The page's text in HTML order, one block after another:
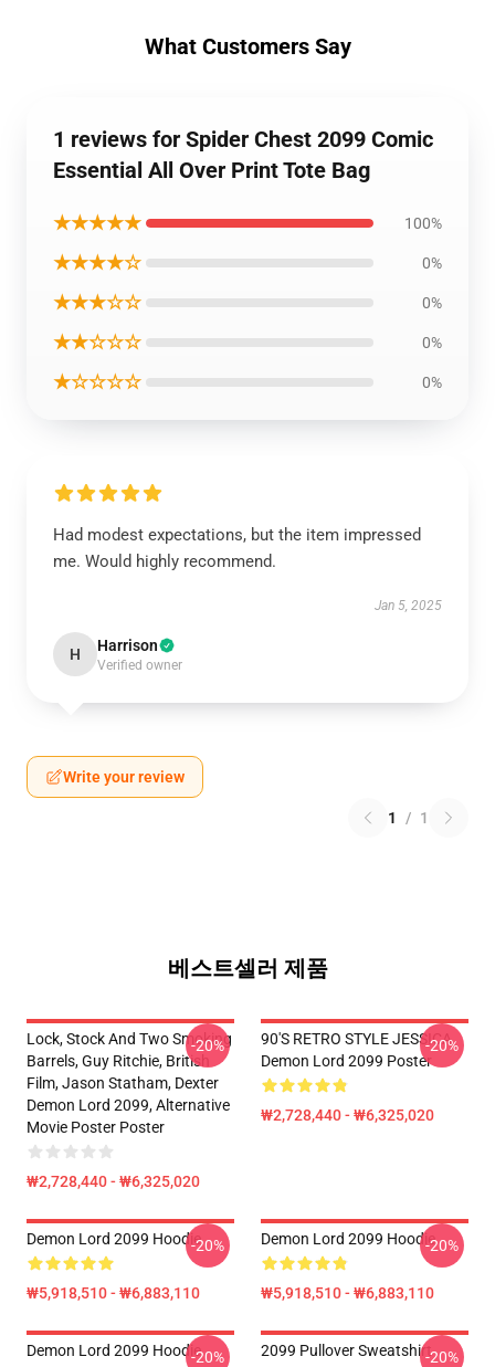
What Customers Say
1 reviews for Spider Chest 2099 Comic
Essential All Over Print Tote Bag
★★★★★ 100%
★★★★☆ 0%
★★★☆☆ 0%
★★☆☆☆ 0%
★☆☆☆☆ 0%
Had modest expectations, but the item impressed
me. Would highly recommend.
Jan 5, 2025
H Harrison
Verified owner
Write your review
1 / 1
베스트셀러 제품
Lock, Stock And Two Smoking
Barrels, Guy Ritchie, British
Film, Jason Statham, Dexter
Demon Lord 2099, Alternative
Movie Poster Poster
₩2,728,440 - ₩6,325,020
-20%
90'S RETRO STYLE JESSICA
Demon Lord 2099 Poster
₩2,728,440 - ₩6,325,020
-20%
Demon Lord 2099 Hoodie
₩5,918,510 - ₩6,883,110
-20% Demon Lord 2099 Hoodie
₩5,918,510 - ₩6,883,110
-20%
Demon Lord 2099 Hoodie-20% 2099 Pullover Sweatshirt-20%